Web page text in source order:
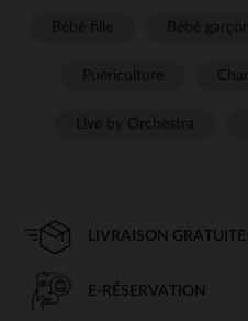
LIVRAISON
E-RÉSERVATION